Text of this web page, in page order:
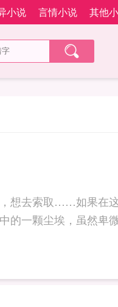
小说 言情小说 其他
想去索取……如果在
的一颗尘埃，虽然卑